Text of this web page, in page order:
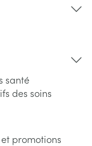
santé
des soins
promotions